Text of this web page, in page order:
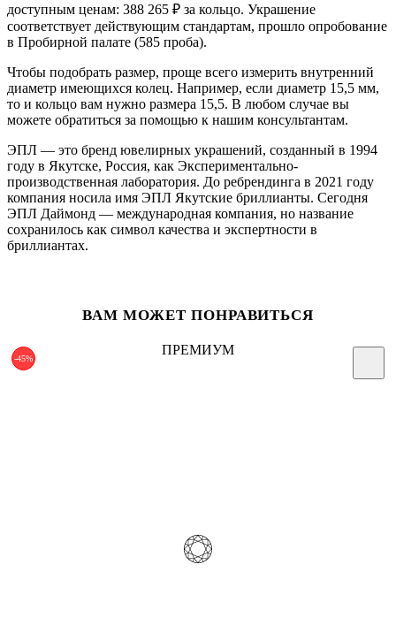
доступным ценам: 388 265 ₽ за кольцо. Украшение
соответствует действующим стандартам, прошло опробование
в Пробирной палате (585 проба).
Чтобы подобрать размер, проще всего измерить внутренний
диаметр имеющихся колец. Например, если диаметр 15,5 мм,
то и кольцо вам нужно размера 15,5. В любом случае вы
можете обратиться за помощью к нашим консультантам.
ЭПЛ — это бренд ювелирных украшений, созданный в 1994
году в Якутске, Россия, как Экспериментально-
производственная лаборатория. До ребрендинга в 2021 году
компания носила имя ЭПЛ Якутские бриллианты. Сегодня
ЭПЛ Даймонд — международная компания, но название
сохранилось как символ качества и экспертности в
бриллиантах.
ВАМ МОЖЕТ ПОНРАВИТЬСЯ
-45%
ПРЕМИУМ